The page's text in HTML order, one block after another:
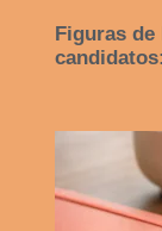
Figuras